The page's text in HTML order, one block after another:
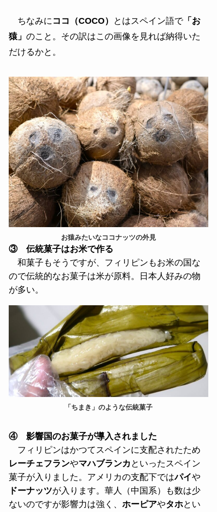
ちなみに ココ（COCO） とはスペイン語で「お
猿」 のこと。その訳はこの画像を見れば納得いた
だけるかと。
お猿みたいなココナッツの外見
③ 伝統菓子はお米で作る
和菓子もそうですが、フィリピンもお米の国な
ので伝統的なお菓子は米が原料。日本人好みの物
が多い。
「ちまき」のような伝統菓子
④ 影響国のお菓子が導入されました
フィリピンはかつてスペインに支配されたため
レーチェフランやマハブランカ といったスペイン
菓子が入りました。アメリカの支配下ではパイや
ドーナッツが入ります。華人（中国系）も数は少
ないのですが影響力は強く、 ホーピアやタホとい